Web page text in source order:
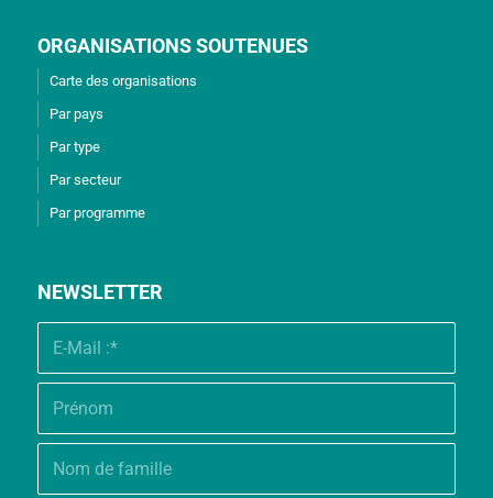
ORGANISATIONS SOUTENUES
Carte des organisations
Par pays
Par type
Par secteur
Par programme
NEWSLETTER